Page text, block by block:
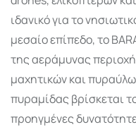
ιδανικό για το
μεσαίο επίπεδο, το
της αεράμυνας
μαχητικών και
πυραμίδας βρίσκεται
προηγμένες